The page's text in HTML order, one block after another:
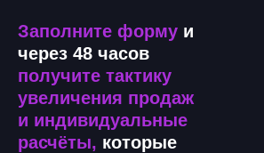
Заполните форму и
через 48 часов
получите тактику
увеличения продаж
и индивидуальные
расчёты, которые